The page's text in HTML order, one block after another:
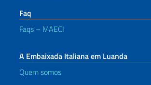
Faq
Faqs – MAECI
A Embaixada Italiana em Luanda
Quem somos